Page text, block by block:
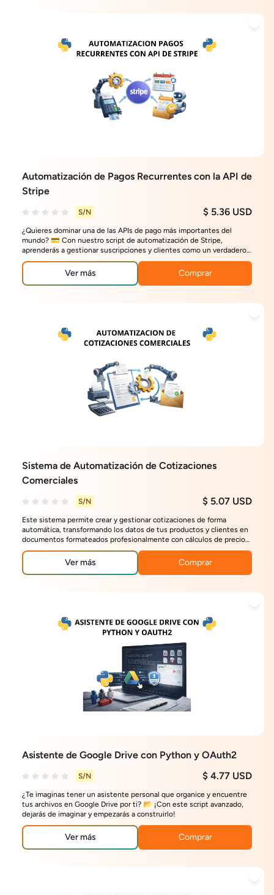
Automatización de Pagos Recurrentes con la API de
Stripe
S/N $ 5.36 USD
¿Quieres dominar una de las APIs de pago más importantes del
mundo? 💳 Con nuestro script de automatización de Stripe,
aprenderás a gestionar suscripciones y clientes como un verdadero
profesional.
Ver más Comprar
Sistema de Automatización de Cotizaciones
Comerciales
S/N $ 5.07 USD
Este sistema permite crear y gestionar cotizaciones de forma
automática, transformando los datos de tus productos y clientes en
documentos formateados profesionalmente con cálculos de precios,
totales y fechas.
Ver más Comprar
Asistente de Google Drive con Python y OAuth2
S/N $ 4.77 USD
¿Te imaginas tener un asistente personal que organice y encuentre
tus archivos en Google Drive por ti? 📂 ¡Con este script avanzado,
dejarás de imaginar y empezarás a construirlo!
Ver más Comprar